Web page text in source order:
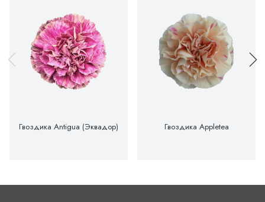
Гвоздика Antigua (Эквадор) Гвоздика Appletea